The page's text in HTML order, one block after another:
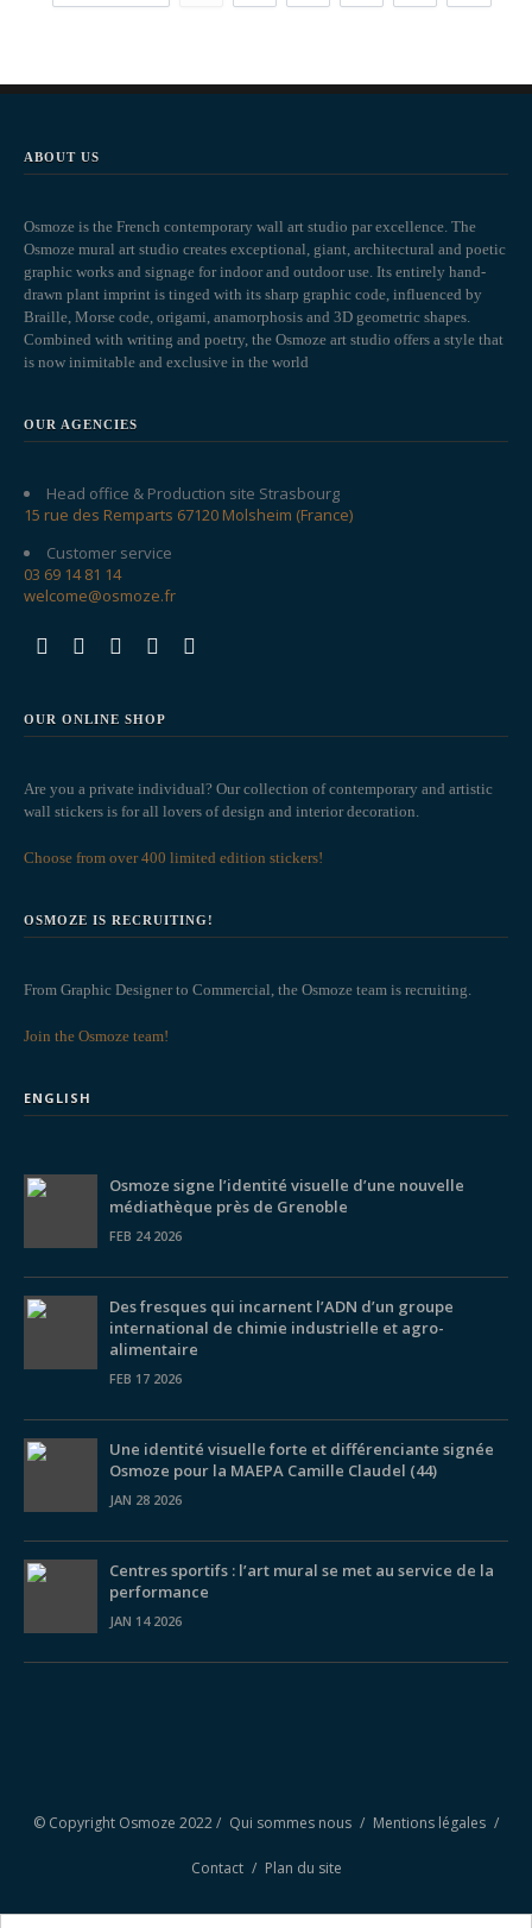
ABOUT US
Osmoze is the French contemporary wall art studio par excellence. The
Osmoze mural art studio creates exceptional, giant, architectural and poetic
graphic works and signage for indoor and outdoor use. Its entirely hand-
drawn plant imprint is tinged with its sharp graphic code, influenced by
Braille, Morse code, origami, anamorphosis and 3D geometric shapes.
Combined with writing and poetry, the Osmoze art studio offers a style that
is now inimitable and exclusive in the world
OUR AGENCIES
Head office & Production site Strasbourg
15 rue des Remparts 67120 Molsheim (France)
Customer service
03 69 14 81 14
welcome@osmoze.fr
OUR ONLINE SHOP
Are you a private individual? Our collection of contemporary and artistic
wall stickers is for all lovers of design and interior decoration.
Choose from over 400 limited edition stickers!
OSMOZE IS RECRUITING!
From Graphic Designer to Commercial, the Osmoze team is recruiting.
Join the Osmoze team!
ENGLISH
Osmoze signe l’identité visuelle d’une nouvelle
médiathèque près de Grenoble
FEB 24 2026
Des fresques qui incarnent l’ADN d’un groupe
international de chimie industrielle et agro-
alimentaire
FEB 17 2026
Une identité visuelle forte et différenciante signée
Osmoze pour la MAEPA Camille Claudel (44)
JAN 28 2026
Centres sportifs : l’art mural se met au service de la
performance
JAN 14 2026
© Copyright Osmoze 2022 / Qui sommes nous / Mentions légales /
Contact / Plan du site